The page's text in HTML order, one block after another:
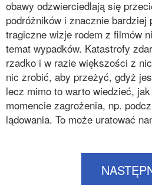
obawy odzwierciedlają się
podróżników i znacznie bardziej
tragiczne wizje rodem z filmów
temat wypadków. Katastrofy
rzadko i w razie większości z
nic zrobić, aby przeżyć, gdyż
lecz mimo to warto wiedzieć,
momencie zagrożenia, np.
lądowania. To może uratować